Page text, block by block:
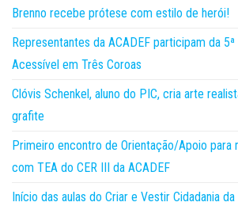
Brenno recebe prótese com estilo de herói!
Representantes da ACADEF participam da
Acessível em Três Coroas
Clóvis Schenkel, aluno do PIC, cria arte
grafite
Primeiro encontro de Orientação/Apoio para
com TEA do CER III da ACADEF
Início das aulas do Criar e Vestir Cidadania da